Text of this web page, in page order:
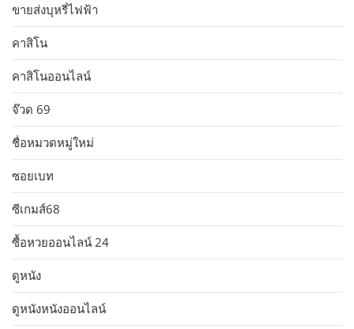
ขายส่งบุหรี่ไฟฟ้า
คาสิโน
คาสิโนออนไลน์
จ๊วด 69
ชื่อหมวดหมู่ใหม่
ซอยเบท
ซีเกมส์68
ซื้อหวยออนไลน์ 24
ดูหนัง
ดูหนังหนังออนไลน์